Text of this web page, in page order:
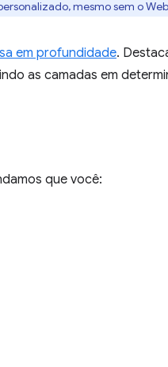
mesmo sem o
em profundidade.
as camadas em
que você: